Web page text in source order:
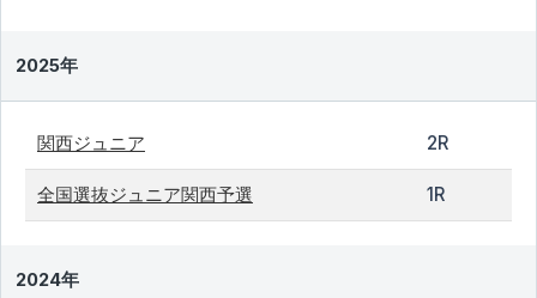
2025年
関西ジュニア 2R
全国選抜ジュニア関西予選 1R
2024年